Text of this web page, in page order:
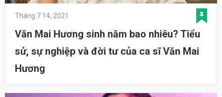
Tháng 7 14, 2021
Văn Mai Hương sinh năm bao nhiêu? Tiểu
sử, sự nghiệp và đời tư của ca sĩ Văn Mai
Hương